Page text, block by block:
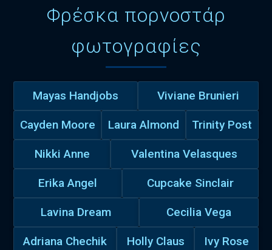
Φρέσκα πορνοστάρ
φωτογραφίες
Mayas Handjobs Viviane Brunieri
Cayden Moore Laura Almond Trinity Post
Nikki Anne Valentina Velasques
Erika Angel Cupcake Sinclair
Lavina Dream Cecilia Vega
Adriana Chechik Holly Claus Ivy Rose